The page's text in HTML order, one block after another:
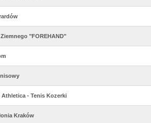
"FOREHAND"
Athletica - Tenis Kozerki
Kraków